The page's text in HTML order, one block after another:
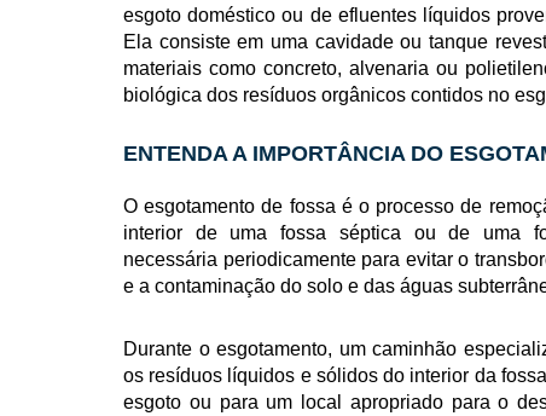
esgoto doméstico ou de efluentes líquidos
Ela consiste em uma cavidade ou tanque
materiais como concreto, alvenaria ou
biológica dos resíduos orgânicos contidos no
ENTENDA A IMPORTÂNCIA DO
O esgotamento de fossa é o processo de
interior de uma fossa séptica ou de uma
necessária periodicamente para evitar o
e a contaminação do solo e das águas
Durante o esgotamento, um caminhão
os resíduos líquidos e sólidos do interior da
esgoto ou para um local apropriado para o